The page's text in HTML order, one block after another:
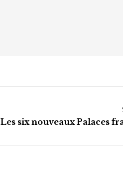
Les six nouveaux Palaces